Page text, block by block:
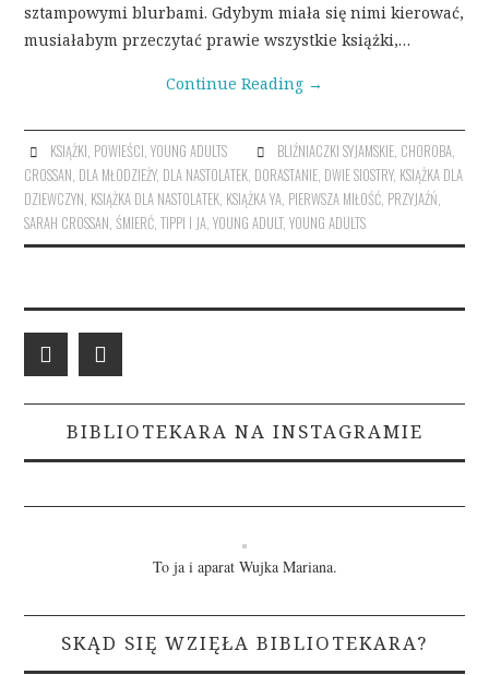
sztampowymi blurbami. Gdybym miała się nimi kierować,
musiałabym przeczytać prawie wszystkie książki,…
Continue Reading →
KSIĄŻKI POWIEŚCI YOUNG ADULTS BLIŹNIACZKI SYJAMSKIE, CHOROBA,
CROSSAN DLA MŁODZIEŻY, DLA NASTOLATEK DORASTANIE DWIE SIOSTRY, KSIĄŻKA DLA
DZIEWCZYN KSIĄŻKA DLA NASTOLATEK KSIĄŻKA YA PIERWSZA MIŁOŚĆ PRZYJAŹŃ
SARAH CROSSAN ,ŚMIERĆ ,TIPPI I JA ,YOUNG ADULT,YOUNG ADULTS
BIBLIOTEKARA NA INSTAGRAMIE
To ja i aparat Wujka Mariana.
SKĄD SIĘ WZIĘŁA BIBLIOTEKARA?